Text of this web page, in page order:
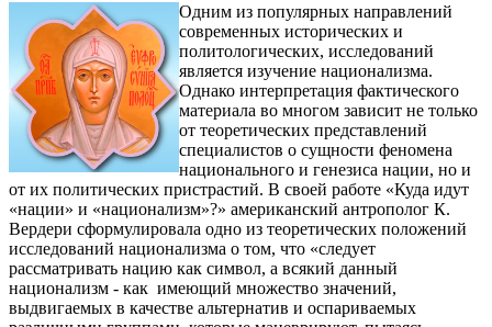
Одним из популярных направлений
современных исторических и
политологических, исследований
является изучение национализма.
Однако интерпретация фактического
материала во многом зависит не только
от теоретических представлений
специалистов о сущности феномена
национального и генезиса нации, но и
от их политических пристрастий. В своей работе «Куда идут
«нации» и «национализм»?» американский антрополог К.
Вердери сформулировала одно из теоретических положений
исследований национализма о том, что «следует
рассматривать нацию как символ, а всякий данный
национализм - как имеющий множество значений,
выдвигаемых в качестве альтернатив и оспариваемых